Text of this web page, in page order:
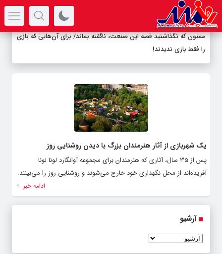
ممنون که نگذاشتید قصه این صنعت، ناگفته بماند/ برای آن‌هایی که بازی
را فقط بازی ندیدند!
یک شهربازی از آثار هنرمندان بزرگ با دیدن روشنایی روز
پس از ۳۵ سال، آثاری که هنرمندان برای مجموعه آوانگارد لونا لونا
آفریده‌اند از محل نگهداری خود خارج می‌شوند و روشنایی روز را می‌بینند.
ادامه خبر
آرشیو